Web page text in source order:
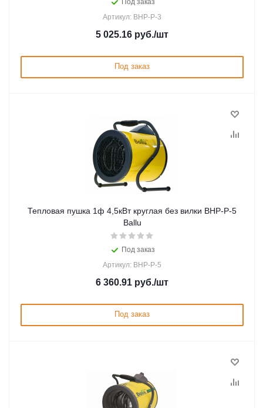
Под заказ
Артикул: BHP-P-3
5 025.16 руб./шт
Под заказ
Тепловая пушка 1ф 4,5кВт круглая без вилки BHP-P-5
Ballu
Под заказ
Артикул: BHP-P-5
6 360.91 руб./шт
Под заказ